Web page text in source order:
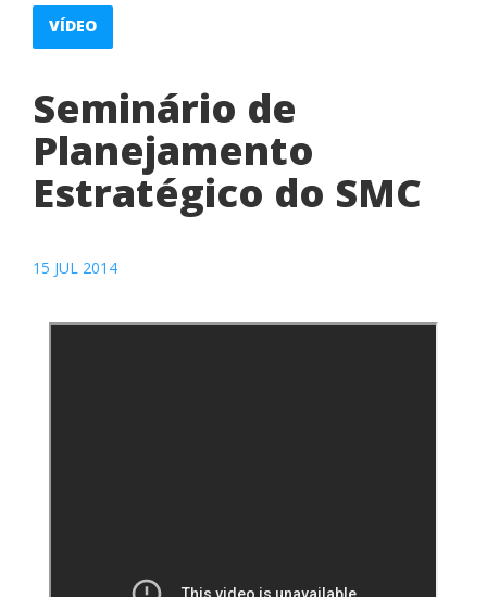
VÍDEO
Seminário de
Planejamento
Estratégico do SMC
15 JUL 2014